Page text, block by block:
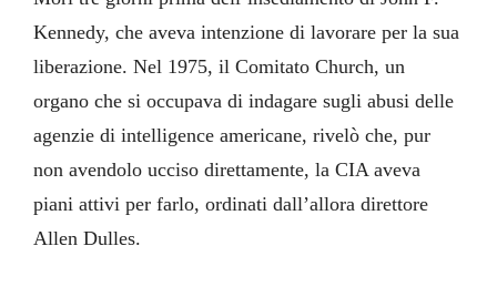
Kennedy, che aveva intenzione di lavorare per la sua
liberazione. Nel 1975, il Comitato Church, un
organo che si occupava di indagare sugli abusi delle
agenzie di intelligence americane, rivelò che, pur
non avendolo ucciso direttamente, la CIA aveva
piani attivi per farlo, ordinati dall’allora direttore
Allen Dulles.